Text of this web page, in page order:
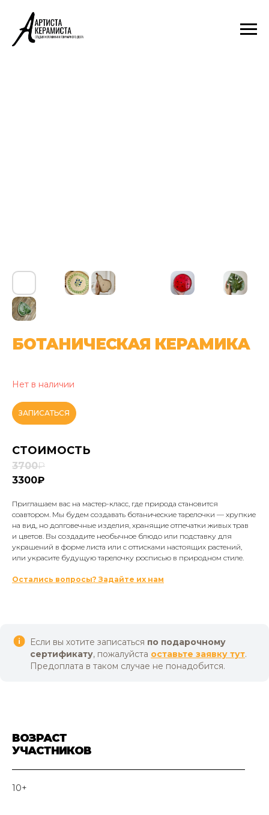
БОТАНИЧЕСКАЯ КЕРАМИКА
Нет в наличии
ЗАПИСАТЬСЯ
СТОИМОСТЬ
3700₽
3300₽
Приглашаем вас на мастер-класс, где природа становится
соавтором. Мы будем создавать ботанические тарелочки — хрупкие
на вид, но долговечные изделия, хранящие отпечатки живых трав
и цветов. Вы создадите необычное блюдо или подставку для
украшений в форме листа или с оттисками настоящих растений,
или украсите будущую тарелочку росписью в природном стиле.
Остались вопросы? Задайте их нам
Если вы хотите записаться по подарочному
сертификату, пожалуйста оставьте заявку тут.
Предоплата в таком случае не понадобится.
ВОЗРАСТ
УЧАСТНИКОВ
10+